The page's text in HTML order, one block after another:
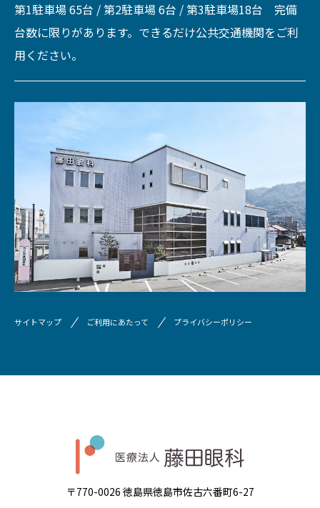
第1駐車場 65台 / 第2駐車場 6台 / 第3駐車場18台 完備
台数に限りがあります。できるだけ公共交通機関をご利
用ください。
サイトマップ ご利用にあたって プライバシーポリシー
〒770-0026 徳島県徳島市佐古六番町6-27